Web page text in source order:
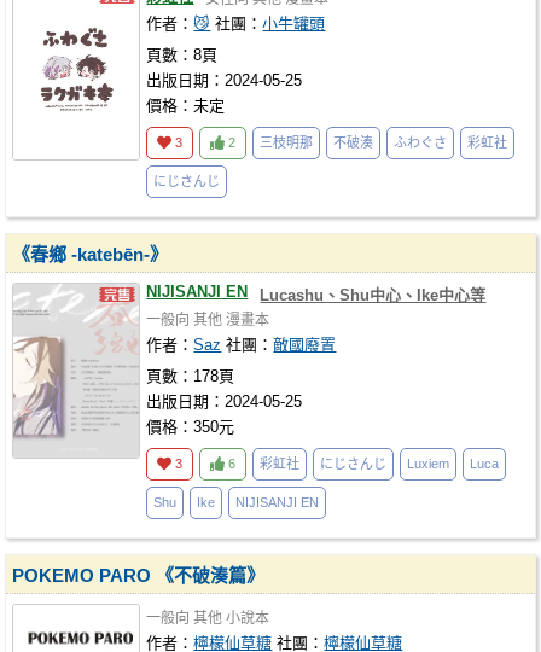
作者：😼 社團：小牛罐頭
頁數：8頁
出版日期：2024-05-25
價格：未定
3 2 三枝明那 不破湊 ふわぐさ 彩虹社
にじさんじ
《春鄉 -katebēn-》
NIJISANJI EN Lucashu、Shu中心、Ike中心等
一般向 其他 漫畫本
作者：Saz 社團：敵國廢置
頁數：178頁
出版日期：2024-05-25
價格：350元
3 6 彩虹社 にじさんじ Luxiem Luca
Shu Ike NIJISANJI EN
POKEMO PARO 《不破湊篇》
一般向 其他 小說本
作者：檸檬仙草糖 社團：檸檬仙草糖